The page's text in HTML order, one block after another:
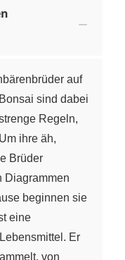
auf
sind dabei
Regeln,
ihre äh,
Brüder
Diagrammen
beginnen sie
eine
Er
von